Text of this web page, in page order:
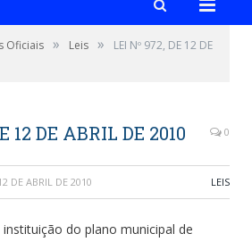
Oficiais » Leis »
LEI Nº 972, DE 12 DE
12 DE ABRIL DE 2010 0
DE ABRIL DE 2010 LEIS
do plano municipal de